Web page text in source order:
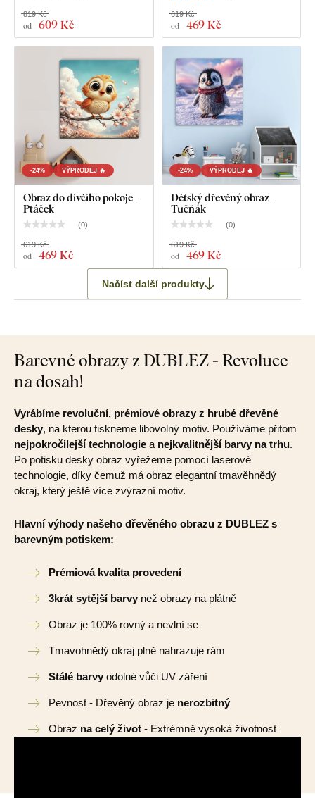
od 609 Kč
819 Kč
od 469 Kč
619 Kč
-24% VÝPRODEJ 🔥
Obraz do dívčího pokoje -
Ptáček
(0)
od 469 Kč
619 Kč
-24% VÝPRODEJ 🔥
Dětský dřevěný obraz -
Tučňák
(0)
od 469 Kč
619 Kč
Načíst další produkty
Barevné obrazy z DUBLEZ - Revoluce
na dosah!
Vyrábíme revoluční, prémiové obrazy z hrubé dřevěné
desky, na kterou tiskneme libovolný motiv. Používáme přitom
nejpokročilejší technologie a nejkvalitnější barvy na trhu.
Po potisku desky obraz vyřežeme pomocí laserové
technologie, díky čemuž má obraz elegantní tmavěhnědý
okraj, který ještě více zvýrazní motiv.
Hlavní výhody našeho dřevěného obrazu z DUBLEZ s
barevným potiskem:
Prémiová kvalita provedení
3krát sytější barvy než obrazy na plátně
Obraz je 100% rovný a nevlní se
Tmavohnědý okraj plně nahrazuje rám
Stálé barvy odolné vůči UV záření
Pevnost - Dřevěný obraz je nerozbitný
Obraz na celý život - Extrémně vysoká životnost